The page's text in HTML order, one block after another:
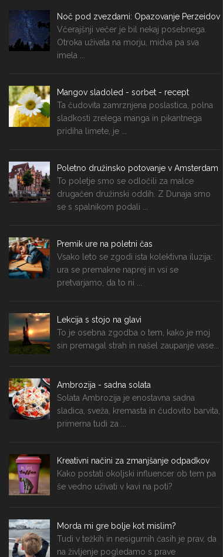
Noč pod zvezdami: Opazovanje Perzeidov
Včerajšnji večer je bil nekaj posebnega.
Otroka uživata na morju, midva pa sva
imela ...
Mangov sladoled - sorbet - recept
Ta čudovita zamrznjena poslastica, polna
sladkosti zrelega manga in pikantnega
pridiha limete, je ...
Poletno družinsko potovanje v Amsterdam
To poletje smo se odločili za malce
drugačen družinski oddih. Z Dunaja smo
se s spalnikom podali ...
Premik ure na poletni čas
Vsako leto se zgodi ista kolektivna iluzija:
ura se premakne naprej in vsi se
pretvarjamo, da to ni ...
Lekcija s stojo na glavi
To je osebna zgodba o tem, kako je moj
sin premagal strah in našel zaupanje vase...
Ambrozija - sadna solata
Solata Ambrozija je enostavna sadna
sladica, sveža, kremasta in čudovito barvita,
primerna tudi za ...
Kreativni načini za zmanjšanje odpadkov
Kako postati okoljski influencer ob tem pa
še vedno uživati v kavi na poti?
Morda mi gre bolje kot mislim?
Tudi v težkih in nesigurnih časih je prav, da
na življenje pogledamo s prave